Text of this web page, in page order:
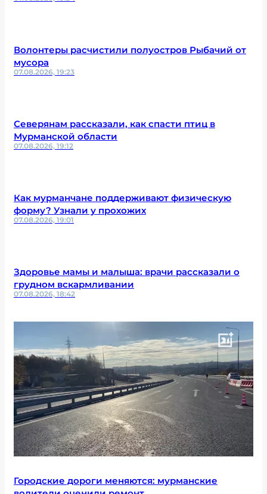
Волонтеры расчистили полуостров Рыбачий от
мусора
07.08.2026, 19:23
Северянам рассказали, как спасти птиц в
Мурманской области
07.08.2026, 19:12
Как мурманчане поддерживают физическую
форму? Узнали у прохожих
07.08.2026, 19:01
Здоровье мамы и малыша: врачи рассказали о
грудном вскармливании
07.08.2026, 18:42
Городские дороги меняются: мурманские